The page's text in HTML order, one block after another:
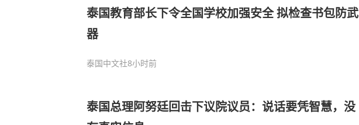
泰国教育部长下令全国学校加强安全 拟检查书包防武
器
泰国中文社8小时前
泰国总理阿努廷回击下议院议员：说话要凭智慧，没